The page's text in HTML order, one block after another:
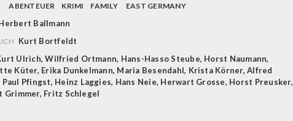
ABENTEUER KRIMI FAMILY
EAST GERMANY
Ballmann
Kurt Bortfeldt
Ulrich,Wilfried Ortmann, Hans-Hasso Steube, Horst Naumann,
Küter, Erika Dunkelmann, Maria Besendahl, Krista Körner,Alfred
Paul Pfingst, Heinz Laggies, Hans Neie, Herwart Grosse, Horst Preusker,
Grimmer, Fritz Schlegel